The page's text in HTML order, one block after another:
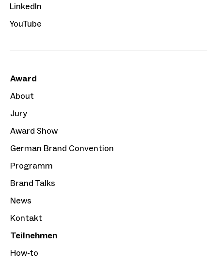
LinkedIn
YouTube
Award
About
Jury
Award Show
German Brand Convention
Programm
Brand Talks
News
Kontakt
Teilnehmen
How-to